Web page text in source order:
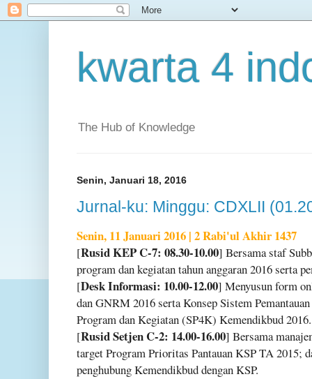
kwarta 4
The Hub of Knowledge
Senin, Januari 18, 2016
Jurnal-ku: Minggu: CDXLII
Senin, 11 Januari 2016 | 2 Rabi'ul Akhir 1437
[Rusid KEP C-7: 08.30-10.00] Bersama staf
program dan kegiatan tahun anggaran 2016 serta
[Desk Informasi: 10.00-12.00] Menyusun form
dan GNRM 2016 serta Konsep Sistem
Program dan Kegiatan (SP4K) Kemendikbud
[Rusid Setjen C-2: 14.00-16.00] Bersama
target Program Prioritas Pantauan KSP TA 2015;
penghubung Kemendikbud dengan KSP.